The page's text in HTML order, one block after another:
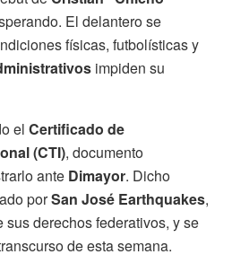
El delantero se
físicas, futbolísticas y
impiden su
el Certificado de
(CTI), documento
ante Dimayor. Dicho
porSan José Earthquakes,
sus derechos federativos, y se
de esta semana.